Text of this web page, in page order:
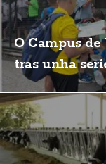
O Campus
tras unha